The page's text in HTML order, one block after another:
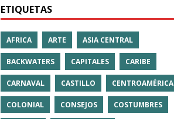
ETIQUETAS
AFRICA ARTE ASIA CENTRAL
BACKWATERS CAPITALES CARIBE
CARNAVAL CASTILLO CENTROAMÉRICA
COLONIAL CONSEJOS COSTUMBRES